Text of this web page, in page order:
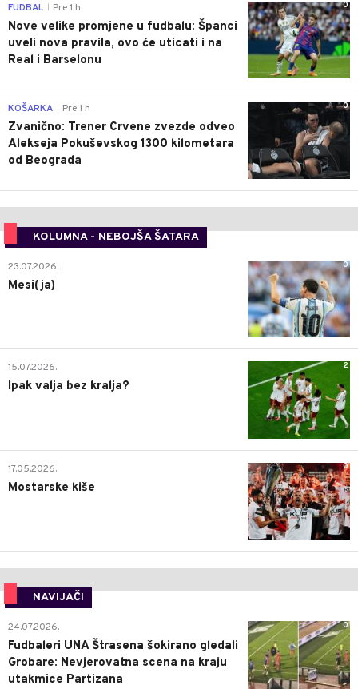
0
FUDBAL Pre 1 h
Nove velike promjene u fudbalu: Španci
uveli nova pravila, ovo će uticati i na
Real i Barselonu
0
KOŠARKA Pre 1 h
Zvanično: Trener Crvene zvezde odveo
Alekseja Pokuševskog 1300 kilometara
od Beograda
KOLUMNA - NEBOJŠA ŠATARA
0
23.07.2026.
Mesi(ja)
2
15.07.2026.
Ipak valja bez kralja?
0
17.05.2026.
Mostarske kiše
NAVIJAČI
0
24.07.2026.
Fudbaleri UNA Štrasena šokirano gledali
Grobare: Nevjerovatna scena na kraju
utakmice Partizana